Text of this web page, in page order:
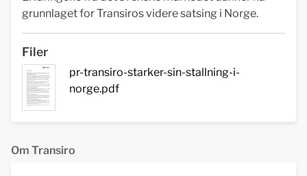
grunnlaget for Transiros videre satsing i Norge.
Filer
pr-transiro-starker-sin-stallning-i-
norge.pdf
Om Transiro